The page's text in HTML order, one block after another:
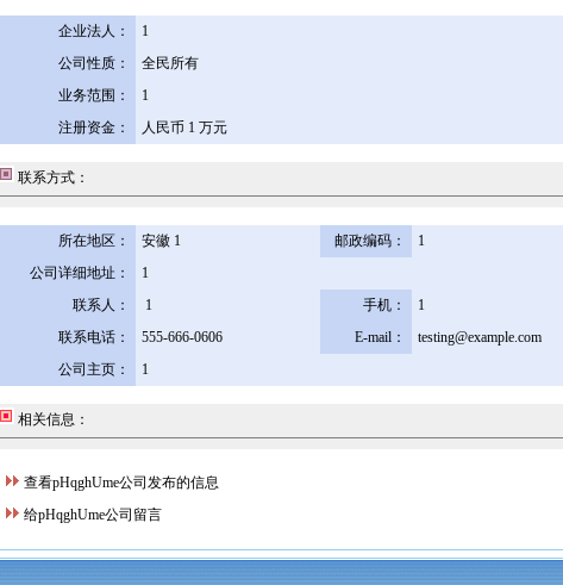
企业法人：
1
公司性质：
全民所有
业务范围：
1
注册资金：
人民币 1 万元
联系方式：
所在地区： 安徽 1 邮政编码：
1
公司详细地址：
1
联系人：
1 手机：
1
联系电话：
555-666-0606 E-mail：
testing@example.com
公司主页：
1
相关信息：
查看pHqghUme公司发布的信息
给pHqghUme公司留言